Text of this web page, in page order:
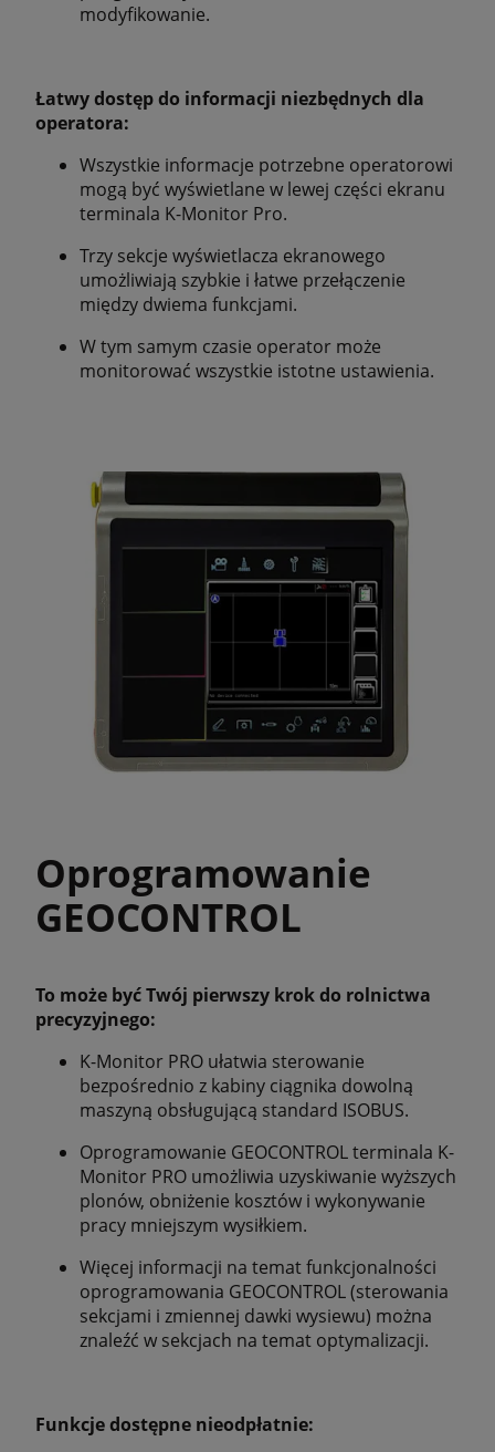
modyfikowanie.
Łatwy dostęp do informacji niezbędnych dla
operatora:
Wszystkie informacje potrzebne operatorowi
mogą być wyświetlane w lewej części ekranu
terminala K-Monitor Pro.
Trzy sekcje wyświetlacza ekranowego
umożliwiają szybkie i łatwe przełączenie
między dwiema funkcjami.
W tym samym czasie operator może
monitorować wszystkie istotne ustawienia.
Oprogramowanie
GEOCONTROL
To może być Twój pierwszy krok do rolnictwa
precyzyjnego:
K-Monitor PRO ułatwia sterowanie
bezpośrednio z kabiny ciągnika dowolną
maszyną obsługującą standard ISOBUS.
Oprogramowanie GEOCONTROL terminala K-
Monitor PRO umożliwia uzyskiwanie wyższych
plonów, obniżenie kosztów i wykonywanie
pracy mniejszym wysiłkiem.
Więcej informacji na temat funkcjonalności
oprogramowania GEOCONTROL (sterowania
sekcjami i zmiennej dawki wysiewu) można
znaleźć w sekcjach na temat optymalizacji.
Funkcje dostępne nieodpłatnie: